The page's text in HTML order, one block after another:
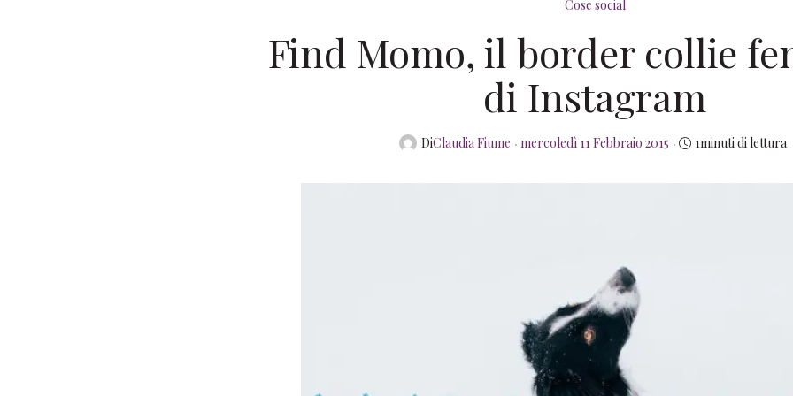
Cose social
Find Momo, il border collie
di Instagram
DiClaudia Fiume
Posted
mercoledì 11 Febbraio 2015 1minuti di lettura